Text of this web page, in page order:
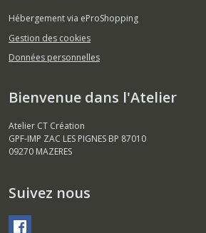
Hébergement via eProShopping
Gestion des cookies
Données personnelles
Bienvenue dans l'Atelier
Atelier CT Création
GPF-IMP ZAC LES PIGNES BP 87010
09270 MAZERES
Suivez nous